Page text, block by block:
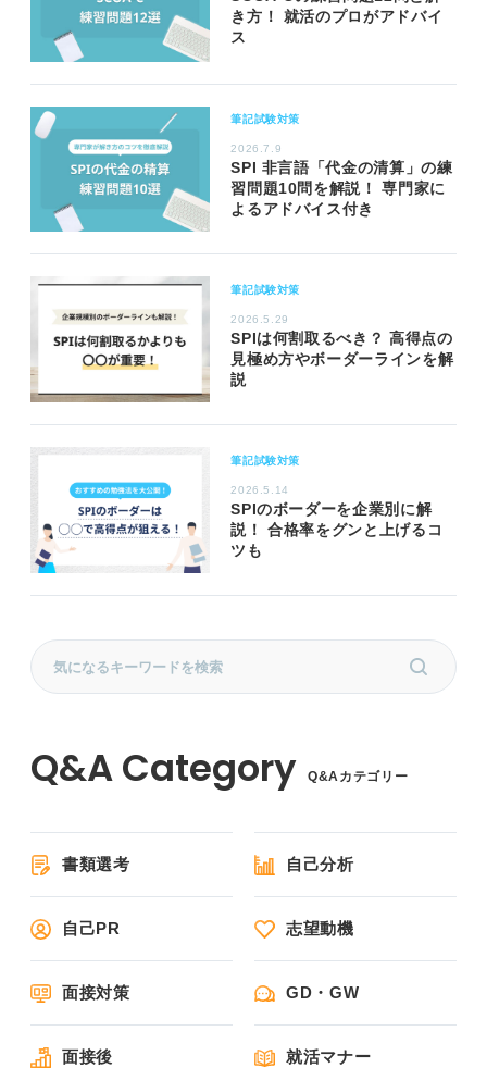
き方！ 就活のプロがアドバイ
ス
筆記試験対策
2026.7.9
SPI 非言語「代金の清算」の練
習問題10問を解説！ 専門家に
よるアドバイス付き
筆記試験対策
2026.5.29
SPIは何割取るべき？ 高得点の
見極め方やボーダーラインを解
説
筆記試験対策
2026.5.14
SPIのボーダーを企業別に解
説！ 合格率をグンと上げるコ
ツも
Q&Aカテゴリー
書類選考 自己分析
自己PR 志望動機
面接対策 GD・GW
面接後 就活マナー